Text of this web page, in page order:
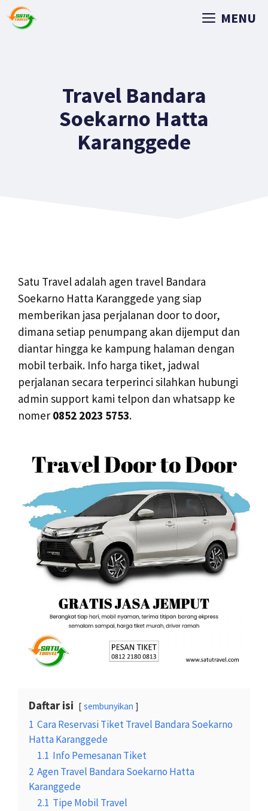
MENU
Travel Bandara
Soekarno Hatta
Karanggede
Satu Travel adalah agen travel Bandara
Soekarno Hatta Karanggede yang siap
memberikan jasa perjalanan door to door,
dimana setiap penumpang akan dijemput dan
diantar hingga ke kampung halaman dengan
mobil terbaik. Info harga tiket, jadwal
perjalanan secara terperinci silahkan hubungi
admin support kami telpon dan whatsapp ke
nomer 0852 2023 5753.
Daftar isi sembunyikan
1 Cara Reservasi Tiket Travel Bandara Soekarno
Hatta Karanggede
1.1 Info Pemesanan Tiket
2 Agen Travel Bandara Soekarno Hatta
Karanggede
2.1 Tipe Mobil Travel